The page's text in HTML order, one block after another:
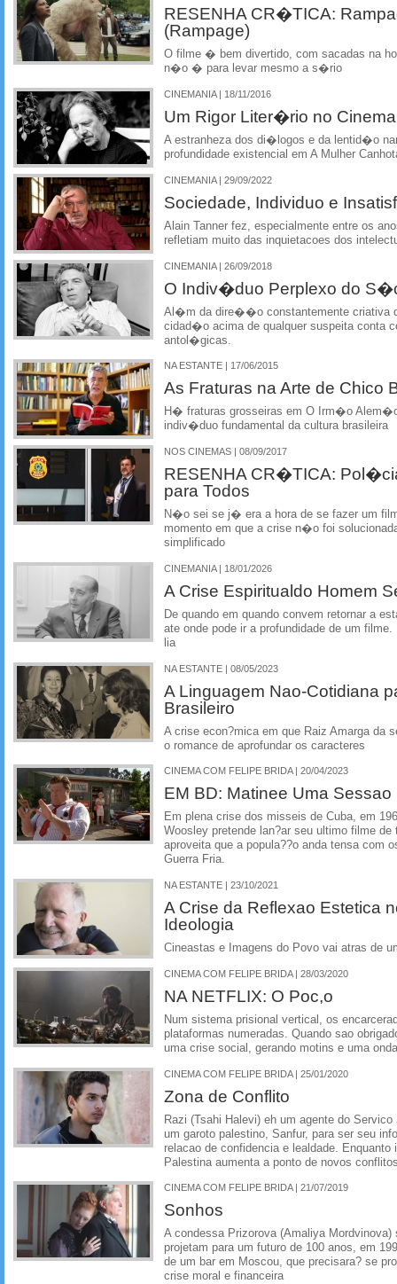
RESENHA CR�TICA:
(Rampage)
O filme � bem divertido, com sacadas na
n�o � para levar mesmo a s�rio
CINEMANIA | 18/11/2016
Um Rigor Liter�rio no
A estranheza dos di�logos e da lentid�o
profundidade existencial em A Mulher
CINEMANIA | 29/09/2022
Sociedade, Individuo e
Alain Tanner fez, especialmente entre os
refletiam muito das inquietacoes dos
CINEMANIA | 26/09/2018
O Indiv�duo Perplexo do
Al�m da dire��o constantemente criativa
cidad�o acima de qualquer suspeita conta
antol�gicas.
NA ESTANTE | 17/06/2015
As Fraturas na Arte de Chico
H� fraturas grosseiras em O Irm�o
indiv�duo fundamental da cultura brasileira
NOS CINEMAS | 08/09/2017
RESENHA CR�TICA:
para Todos
N�o sei se j� era a hora de se fazer um
momento em que a crise n�o foi
simplificado
CINEMANIA | 18/01/2026
A Crise Espiritualdo Homem
De quando em quando convem retornar a
ate onde pode ir a profundidade de um
lia
NA ESTANTE | 08/05/2023
A Linguagem Nao-Cotidiana
Brasileiro
A crise econ?mica em que Raiz Amarga da
o romance de aprofundar os caracteres
CINEMA COM FELIPE BRIDA | 20/04/2023
EM BD: Matinee Uma
Em plena crise dos misseis de Cuba, em
Woosley pretende lan?ar seu ultimo filme
aproveita que a popula??o anda tensa com
Guerra Fria.
NA ESTANTE | 23/10/2021
A Crise da Reflexao Estetica
Ideologia
Cineastas e Imagens do Povo vai atras de
CINEMA COM FELIPE BRIDA | 28/03/2020
NA NETFLIX: O Poc,o
Num sistema prisional vertical, os
plataformas numeradas. Quando sao
uma crise social, gerando motins e uma
CINEMA COM FELIPE BRIDA | 25/01/2020
Zona de Conflito
Razi (Tsahi Halevi) eh um agente do
um garoto palestino, Sanfur, para ser seu
relacao de confidencia e lealdade.
Palestina aumenta a ponto de novos
CINEMA COM FELIPE BRIDA | 21/07/2019
Sonhos
A condessa Prizorova (Amaliya
projetam para um futuro de 100 anos, em
de um bar em Moscou, que precisara? se
crise moral e financeira